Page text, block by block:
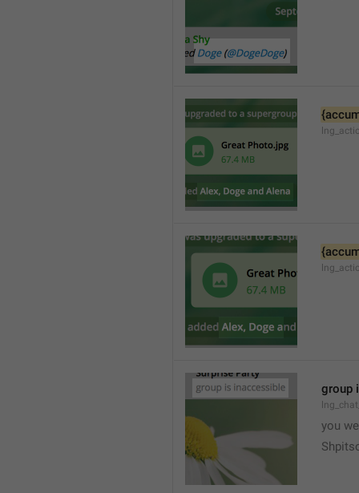
group
you